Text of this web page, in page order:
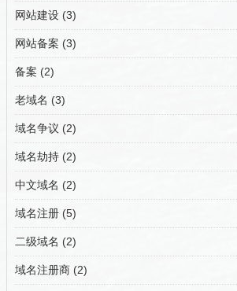
网站建设 (3)
网站备案 (3)
备案 (2)
老域名 (3)
域名争议 (2)
域名劫持 (2)
中文域名 (2)
域名注册 (5)
二级域名 (2)
域名注册商 (2)